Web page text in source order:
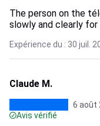
The person on the
slowly and clearly for
Expérience du : 30 juil.
Claude M.
6 août
Avis vérifié